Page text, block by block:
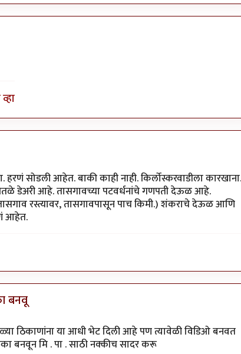
सोडली आहेत. बाकी काही नाही. किर्लोस्करवाडीला कारखाना.
डेअरी आहे. तासगावच्या पटवर्धनांचे गणपती देऊळ आहे.
रस्त्यावर, तासगावपासून पाच किमी.) शंकराचे देऊळ आणि
आहेत.
बनवू
byकंजूस
ठिकाणांना या आधी भेट दिली आहे पण त्यावेळी विडिओ बनवत
बनवून मि . पा . साठी नक्कीच सादर करू